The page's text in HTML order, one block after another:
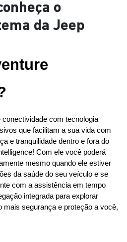
o
da Jeep
conectividade com tecnologia
que facilitam a sua vida com
e tranquilidade dentro e fora do
Com ele você poderá
mesmo quando ele estiver
da saúde do seu veículo e se
com a assistência em tempo
integrada para explorar
mais segurança e proteção a você,